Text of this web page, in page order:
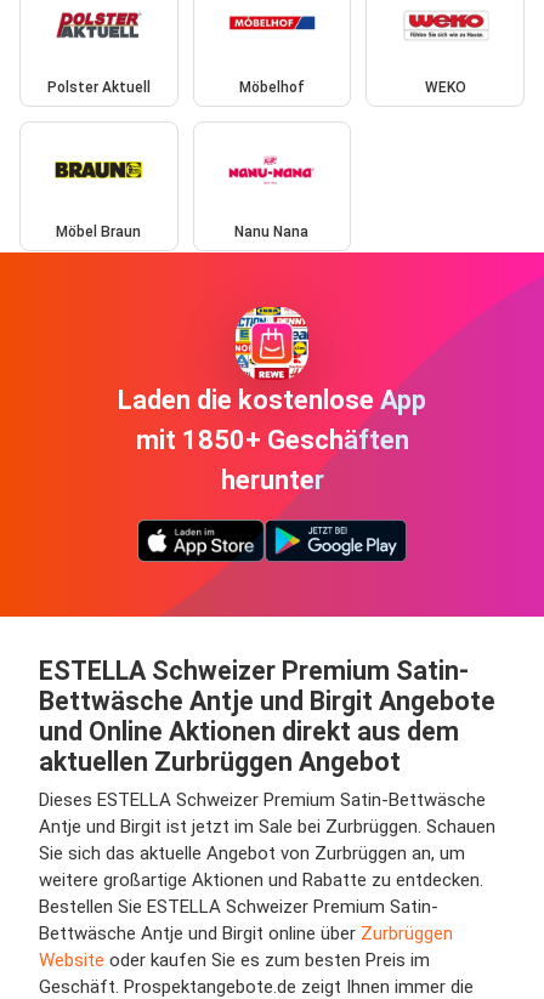
Polster Aktuell Möbelhof WEKO
Möbel Braun Nanu Nana
Laden die kostenlose App
mit 1850+ Geschäften
herunter
ESTELLA Schweizer Premium Satin-
Bettwäsche Antje und Birgit Angebote
und Online Aktionen direkt aus dem
aktuellen Zurbrüggen Angebot
Dieses ESTELLA Schweizer Premium Satin-Bettwäsche
Antje und Birgit ist jetzt im Sale bei Zurbrüggen. Schauen
Sie sich das aktuelle Angebot von Zurbrüggen an, um
weitere großartige Aktionen und Rabatte zu entdecken.
Bestellen Sie ESTELLA Schweizer Premium Satin-
Bettwäsche Antje und Birgit online über Zurbrüggen
Website oder kaufen Sie es zum besten Preis im
Geschäft. Prospektangebote.de zeigt Ihnen immer die